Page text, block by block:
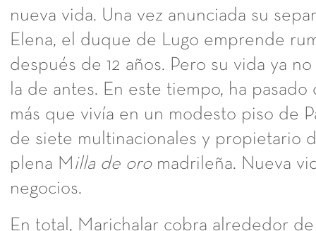
nueva vida. Una vez anunciada su
Elena, el duque de Lugo emprende
después de 12 años. Pero su vida ya
la de antes. En este tiempo, ha
más que vivía en un modesto piso de
de siete multinacionales y propietario
plena M illa de oromadrileña. Nueva
negocios.
En total, Marichalar cobra alrededor